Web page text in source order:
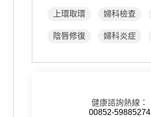
上環取環 婦科檢查
陰唇修復 婦科炎症
健康諮詢熱線：
00852-59885274